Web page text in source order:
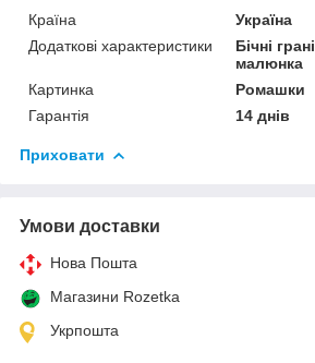
Країна
Україна
Додаткові характеристики
Бічні
малюнка
Картинка
Ромашки
Гарантія
14 днів
Приховати
Умови доставки
Нова Пошта
Магазини Rozetka
Укрпошта